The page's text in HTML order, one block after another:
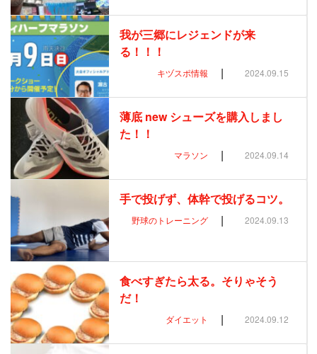
我が三郷にレジェンドが来
る！！！
キヅスポ情報 | 2024.09.15
薄底 new シューズを購入しまし
た！！
マラソン | 2024.09.14
手で投げず、体幹で投げるコツ。
野球のトレーニング | 2024.09.13
食べすぎたら太る。そりゃそう
だ！
ダイエット | 2024.09.12